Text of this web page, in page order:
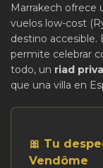
Marrakech ofrece
vuelos low-cost
destino accesible.
permite celebrar
todo, un riad
que una villa en
🎀 Tu
Vendôme